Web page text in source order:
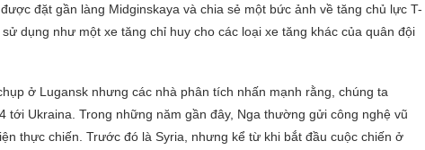
đặt gần làng Midginskaya và chia sẻ một bức ảnh về tăng chủ lực T-
dụng như một xe tăng chỉ huy cho các loại xe tăng khác của quân đội
ở Lugansk nhưng các nhà phân tích nhấn mạnh rằng, chúng ta
tới Ukraina. Trong những năm gần đây, Nga thường gửi công nghệ vũ
thực chiến. Trước đó là Syria, nhưng kể từ khi bắt đầu cuộc chiến ở